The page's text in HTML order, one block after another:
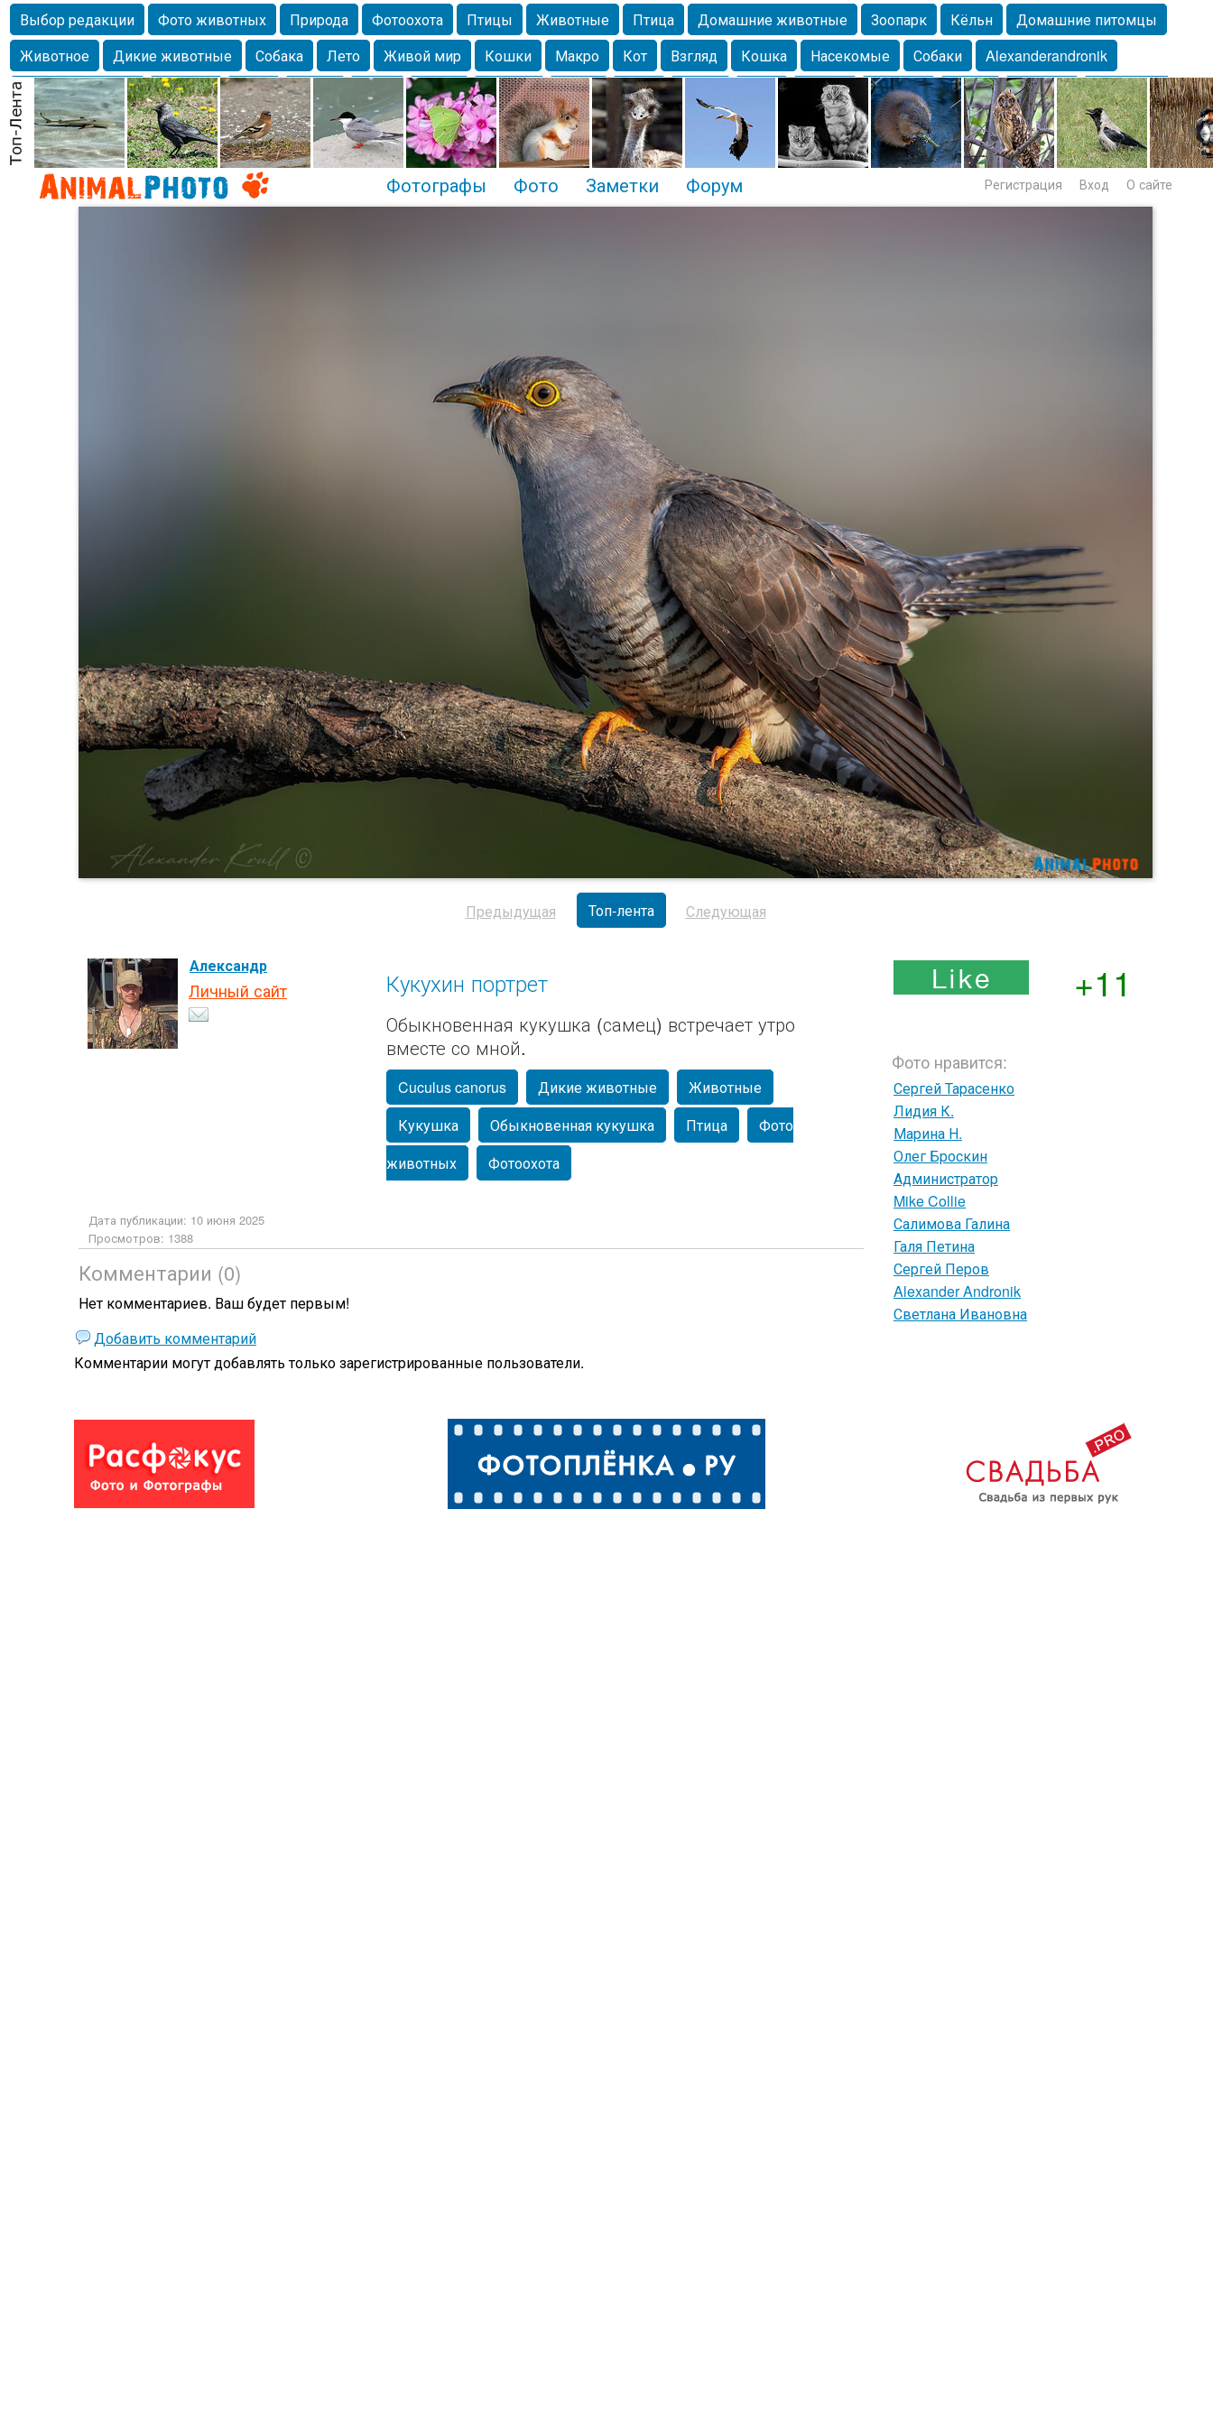
Выбор редакции Фото животных Природа Фотоохота Птицы Животные Птица Домашние животные Зоопарк Кёльн
Домашние питомцы
Животное
Дикие животные Собака Лето Живой мир Кошки Макро Кот Взгляд Кошка Насекомые Собаки
Alexanderandronik
Млекопитающие
Красота Фото Озеро Глаза Крым Москва Весна Парк Белка Морда Собачка Осень Портрет
Домашние
любимцы
Волгоград Лебедь Город Бабочка Чайка Лес Утки Николаев Насекомое Коты Lebert Дикие птицы Утка Самара
Лебеди
Спаниель
Фотографы Фото Заметки Форум Регистрация Вход О сайте
Предыдущая Топ-лента Следующая
Александр
Личный сайт Кукухин портрет
Обыкновенная кукушка (самец) встречает утро
вместе со мной.
Cuculus canorus Дикие животные
Животные
Кукушка
Обыкновенная кукушка Птица
Фото
животных
Фотоохота
Дата публикации: 10 июня 2025
Просмотров: 1388
+11
Фото нравится:
Сергей Тарасенко
Лидия К.
Марина Н.
Олег Броскин
Администратор
Mike Collie
Салимова Галина
Галя Петина
Сергей Перов
Alexander Andronik
Светлана Ивановна
Комментарии (0)
Нет комментариев. Ваш будет первым!
Добавить комментарий
Комментарии могут добавлять толькозарегистрированные пользователи.